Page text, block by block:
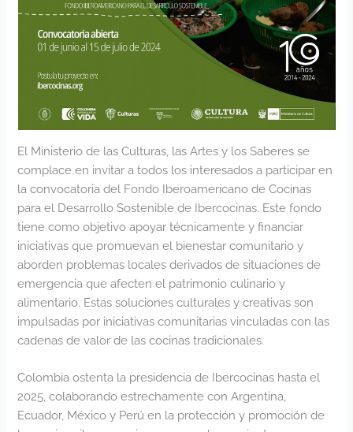
El Ministerio de las Culturas, las Artes y los Saberes se
complace en invitar a todos los interesados a participar en
la convocatoria del Fondo Iberoamericano de Cocinas
para el Desarrollo Sostenible de Ibercocinas. Este fondo
tiene como objetivo apoyar técnicamente y financiar
iniciativas que promuevan el bienestar comunitario y
aborden problemas locales derivados de situaciones de
emergencia que afecten el patrimonio culinario y
alimentario. Estas soluciones culturales y creativas son
impulsadas por iniciativas comunitarias vinculadas con las
cadenas de valor de las cocinas tradicionales.
Colombia ostenta la presidencia de Ibercocinas hasta el
2025, colaborando estrechamente con Argentina,
Ecuador, México y Perú en la protección y promoción de